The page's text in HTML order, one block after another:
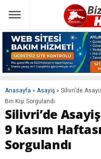
Anasayfa » Asayiş » Silivri’de
Bin Kişi Sorgulandı
Silivri’de
9 Kasım
Sorgulandı